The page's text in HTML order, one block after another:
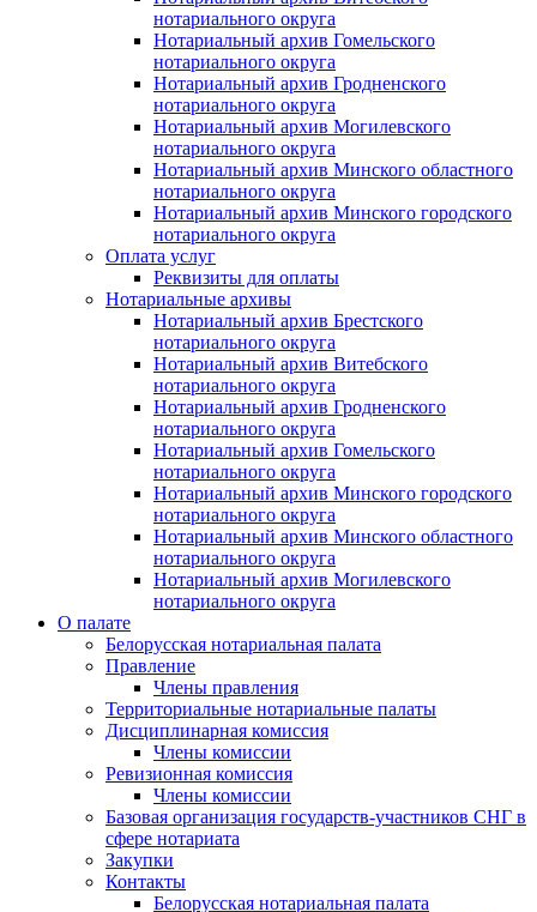
нотариального округа
Нотариальный архив Гомельского
нотариального округа
Нотариальный архив Гродненского
нотариального округа
Нотариальный архив Могилевского
нотариального округа
Нотариальный архив Минского областного
нотариального округа
Нотариальный архив Минского городского
нотариального округа
Оплата услуг
Реквизиты для оплаты
Нотариальные архивы
Нотариальный архив Брестского
нотариального округа
Нотариальный архив Витебского
нотариального округа
Нотариальный архив Гродненского
нотариального округа
Нотариальный архив Гомельского
нотариального округа
Нотариальный архив Минского городского
нотариального округа
Нотариальный архив Минского областного
нотариального округа
Нотариальный архив Могилевского
нотариального округа
О палате
Белорусская нотариальная палата
Правление
Члены правления
Территориальные нотариальные палаты
Дисциплинарная комиссия
Члены комиссии
Ревизионная комиссия
Члены комиссии
Базовая организация государств-участников СНГ в
сфере нотариата
Закупки
Контакты
Белорусская нотариальная палата